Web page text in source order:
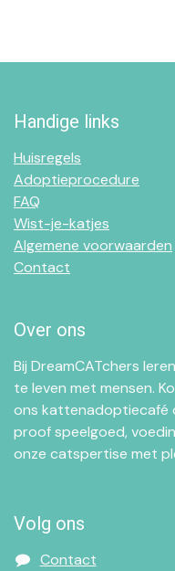
Handige links
Huisregels
Adoptieprocedure
FAQ
Wist-je-katjes
Algemene voorwaarden
Contact
Over ons
Bij DreamCATchers
te leven met mensen.
ons kattenadoptiecafé
proof speelgoed,
onze catspertise met
Volg ons
Contact